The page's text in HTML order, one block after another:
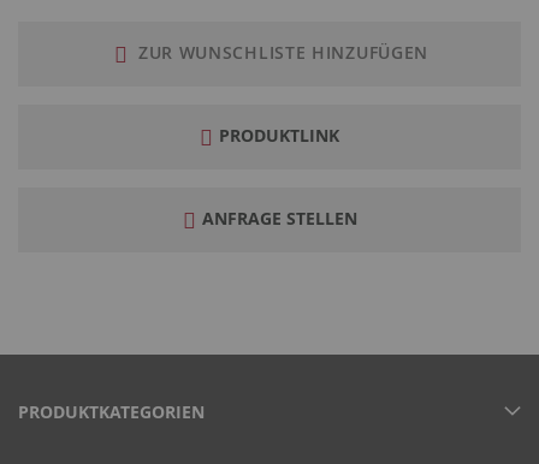
ZUR WUNSCHLISTE HINZUFÜGEN
PRODUKTLINK
ANFRAGE STELLEN
PRODUKTKATEGORIEN